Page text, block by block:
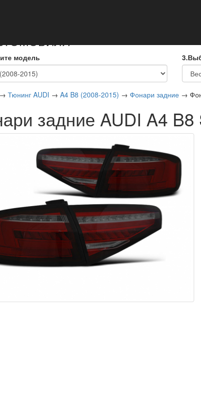
модель
→ Тюнинг AUDI → A4 B8 (2008-2015) → Фонари задние →
задние AUDI A4